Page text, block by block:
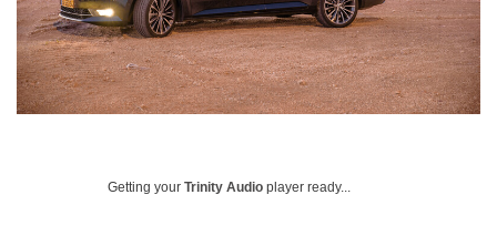
Getting your Trinity Audio player ready...